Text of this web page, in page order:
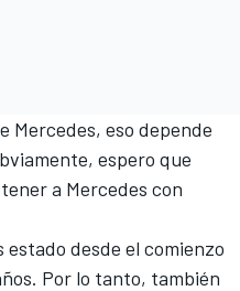
Mercedes, eso depende
espero que
a Mercedes con
estado desde el comienzo
Por lo tanto, también